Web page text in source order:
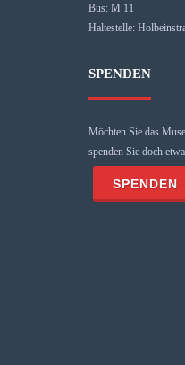
Bus: M 11
Haltestelle:
SPENDEN
Möchten Sie das
spenden Sie doch